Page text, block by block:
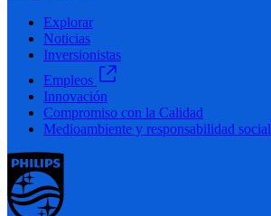
Explorar
Noticias
Inversionistas
Empleos
Innovación
Compromiso con la Calidad
Medioambiente y responsabilidad social